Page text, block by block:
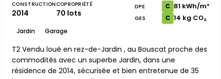
CONSTRUCTION
2014
COPROPRIÉTÉ
70 lots
Jardin Garage
DPE C 81 kWh/m²
GES C 14 kg CO₂
T2 Vendu loué en rez-de-Jardin , au Bouscat proche des
commodités avec un superbe Jardin, dans une
résidence de 2014, sécurisée et bien entretenue de 35